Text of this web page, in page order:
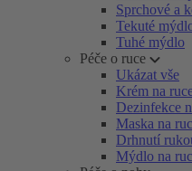
Sprchové a
Tekuté
Tuhé mýdlo
Péče o ruce
Ukázat vše
Krém na
Dezinfekce
Maska na
Drhnutí
Mýdlo na